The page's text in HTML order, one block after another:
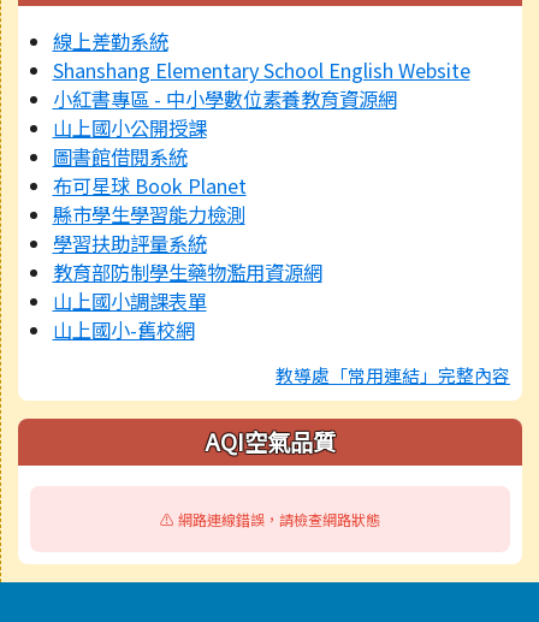
線上差勤系統
Shanshang Elementary School English Website
小紅書專區 - 中小學數位素養教育資源網
山上國小公開授課
圖書館借閱系統
布可星球 Book Planet
縣市學生學習能力檢測
學習扶助評量系統
教育部防制學生藥物濫用資源網
山上國小調課表單
山上國小-舊校網
教導處「常用連結」完整內容
AQI空氣品質
⚠️ 網路連線錯誤，請檢查網路狀態